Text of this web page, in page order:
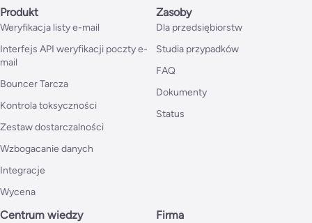
Produkt
Weryfikacja listy e-mail
Interfejs API weryfikacji poczty e-
mail
Bouncer Tarcza
Kontrola toksyczności
Zestaw dostarczalności
Wzbogacanie danych
Integracje
Wycena
Zasoby
Dla przedsiębiorstw
Studia przypadków
FAQ
Dokumenty
Status
Centrum wiedzy Firma